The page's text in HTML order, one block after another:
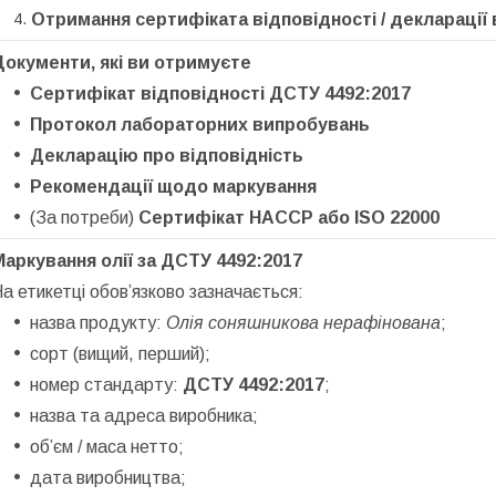
Отримання сертифіката відповідності / декларації
які ви отримуєте
Сертифікат відповідності ДСТУ 4492:2017
Протокол лабораторних випробувань
Декларацію про відповідність
Рекомендації щодо маркування
(За потреби) Сертифікат HACCP або ISO 22000
олії за ДСТУ 4492:2017
етикетці обов’язково зазначається:
назва продукту: Олія соняшникова нерафінована;
сорт (вищий, перший);
номер стандарту: ДСТУ 4492:2017;
назва та адреса виробника;
об’єм / маса нетто;
дата виробництва;